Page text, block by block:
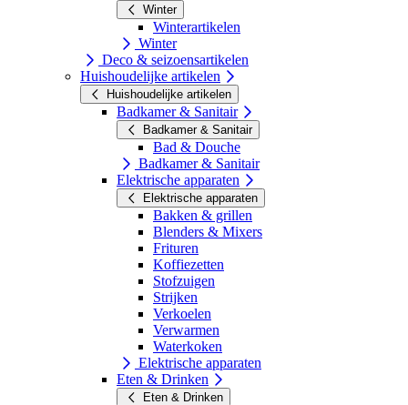
Winter
Winterartikelen
Winter
Deco & seizoensartikelen
Huishoudelijke artikelen
Huishoudelijke artikelen
Badkamer & Sanitair
Badkamer & Sanitair
Bad & Douche
Badkamer & Sanitair
Elektrische apparaten
Elektrische apparaten
Bakken & grillen
Blenders & Mixers
Frituren
Koffiezetten
Stofzuigen
Strijken
Verkoelen
Verwarmen
Waterkoken
Elektrische apparaten
Eten & Drinken
Eten & Drinken